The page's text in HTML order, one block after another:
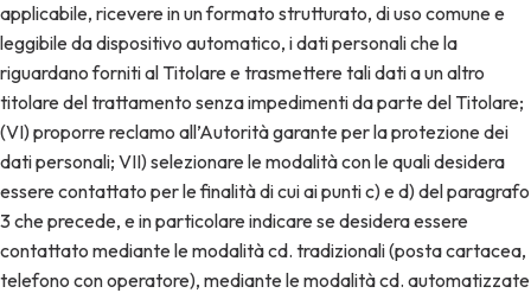
applicabile, ricevere in un formato strutturato, di uso comune e
leggibile da dispositivo automatico, i dati personali che la
riguardano forniti al Titolare e trasmettere tali dati a un altro
titolare del trattamento senza impedimenti da parte del Titolare;
(VI) proporre reclamo all’Autorità garante per la protezione dei
dati personali; VII) selezionare le modalità con le quali desidera
essere contattato per le finalità di cui ai punti c) e d) del paragrafo
3 che precede, e in particolare indicare se desidera essere
contattato mediante le modalità cd. tradizionali (posta cartacea,
telefono con operatore), mediante le modalità cd. automatizzate